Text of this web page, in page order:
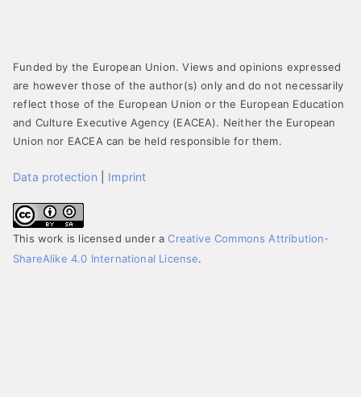
Funded by the European Union. Views and opinions expressed
are however those of the author(s) only and do not necessarily
reflect those of the European Union or the European Education
and Culture Executive Agency (EACEA). Neither the European
Union nor EACEA can be held responsible for them.
Data protection Imprint
This work is licensed under aCreative Commons Attribution-
ShareAlike 4.0 International License.